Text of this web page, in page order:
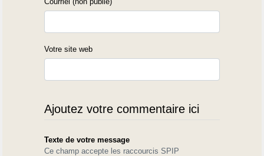
Votre site web
Ajoutez votre commentaire ici
Texte de votre message
Ce champ accepte les raccourcis SPIP